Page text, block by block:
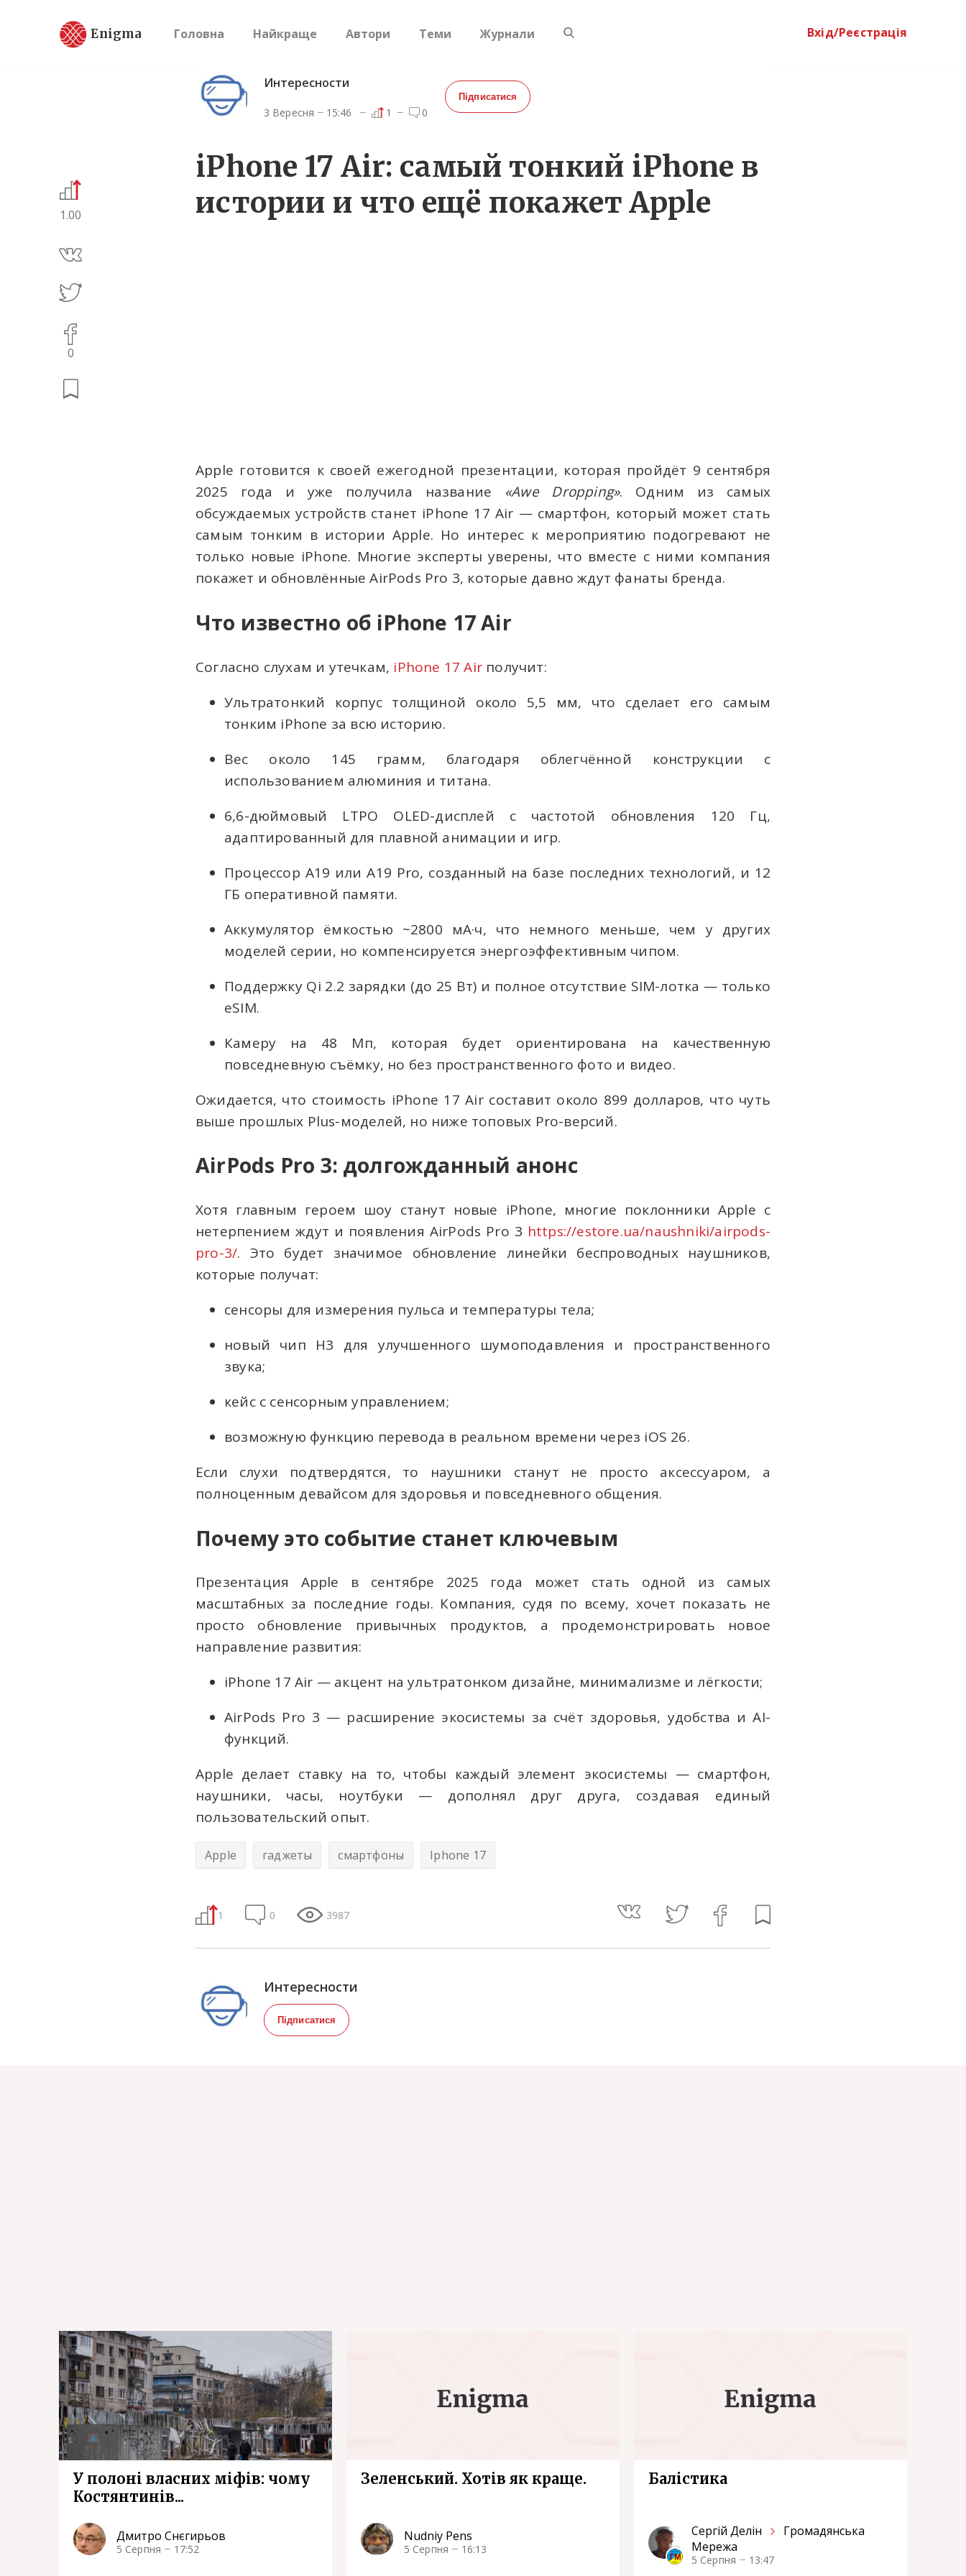
Enigma Головна Найкраще Автори Теми Журнали Вхід/Реєстрація
1.00
0
Интересности
3 Вересня 15:46 1 0
Підписатися
iPhone 17 Air: самый тонкий iPhone в
истории и что ещё покажет Apple
Apple готовится к своей ежегодной презентации, которая пройдёт 9 сентября
2025 года и уже получила название «Awe Dropping». Одним из самых
обсуждаемых устройств станет iPhone 17 Air — смартфон, который может стать
самым тонким в истории Apple. Но интерес к мероприятию подогревают не
только новые iPhone. Многие эксперты уверены, что вместе с ними компания
покажет и обновлённые AirPods Pro 3, которые давно ждут фанаты бренда.
Что известно об iPhone 17 Air
Согласно слухам и утечкам, iPhone 17 Air получит:
Ультратонкий корпус толщиной около 5,5 мм, что сделает его самым
тонким iPhone за всю историю.
Вес около 145 грамм, благодаря облегчённой конструкции с
использованием алюминия и титана.
6,6-дюймовый LTPO OLED-дисплей с частотой обновления 120 Гц,
адаптированный для плавной анимации и игр.
Процессор A19 или A19 Pro, созданный на базе последних технологий, и 12
ГБ оперативной памяти.
Аккумулятор ёмкостью ~2800 мА·ч, что немного меньше, чем у других
моделей серии, но компенсируется энергоэффективным чипом.
Поддержку Qi 2.2 зарядки (до 25 Вт) и полное отсутствие SIM-лотка — только
eSIM.
Камеру на 48 Мп, которая будет ориентирована на качественную
повседневную съёмку, но без пространственного фото и видео.
Ожидается, что стоимость iPhone 17 Air составит около 899 долларов, что чуть
выше прошлых Plus-моделей, но ниже топовых Pro-версий.
AirPods Pro 3: долгожданный анонс
Хотя главным героем шоу станут новые iPhone, многие поклонники Apple с
нетерпением ждут и появления AirPods Pro 3 https://estore.ua/naushniki/airpods-
pro-3/. Это будет значимое обновление линейки беспроводных наушников,
которые получат:
сенсоры для измерения пульса и температуры тела;
новый чип H3 для улучшенного шумоподавления и пространственного
звука;
кейс с сенсорным управлением;
возможную функцию перевода в реальном времени через iOS 26.
Если слухи подтвердятся, то наушники станут не просто аксессуаром, а
полноценным девайсом для здоровья и повседневного общения.
Почему это событие станет ключевым
Презентация Apple в сентябре 2025 года может стать одной из самых
масштабных за последние годы. Компания, судя по всему, хочет показать не
просто обновление привычных продуктов, а продемонстрировать новое
направление развития:
iPhone 17 Air — акцент на ультратонком дизайне, минимализме и лёгкости;
AirPods Pro 3 — расширение экосистемы за счёт здоровья, удобства и AI-
функций.
Apple делает ставку на то, чтобы каждый элемент экосистемы — смартфон,
наушники, часы, ноутбуки — дополнял друг друга, создавая единый
пользовательский опыт.
Apple гаджеты смартфоны Iphone 17
1 0 3987
Интересности
Підписатися
У полоні власних міфів: чому
Костянтинів...
Дмитро Снєгирьов
5 Серпня 17:52
Зеленський. Хотів як краще.
Nudniy Pens
5 Серпня 16:13
Балістика
Сергiй Делін
Громадянська
Мережа
5 Серпня 13:47